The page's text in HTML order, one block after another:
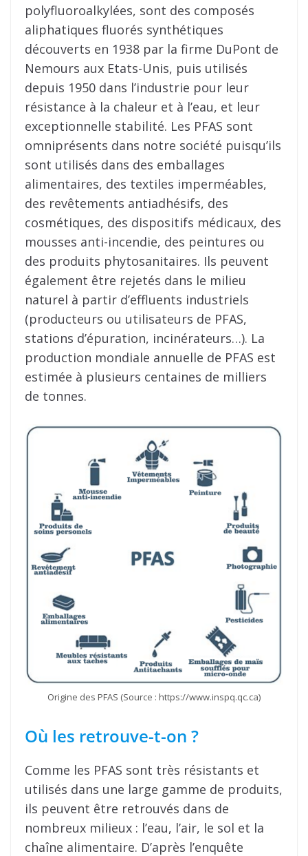
polyfluoroalkylées, sont des composés
aliphatiques fluorés synthétiques
découverts en 1938 par la firme DuPont de
Nemours aux Etats-Unis, puis utilisés
depuis 1950 dans l’industrie pour leur
résistance à la chaleur et à l’eau, et leur
exceptionnelle stabilité. Les PFAS sont
omniprésents dans notre société puisqu’ils
sont utilisés dans des emballages
alimentaires, des textiles imperméables,
des revêtements antiadhésifs, des
cosmétiques, des dispositifs médicaux, des
mousses anti-incendie, des peintures ou
des produits phytosanitaires. Ils peuvent
également être rejetés dans le milieu
naturel à partir d’effluents industriels
(producteurs ou utilisateurs de PFAS,
stations d’épuration, incinérateurs…). La
production mondiale annuelle de PFAS est
estimée à plusieurs centaines de milliers
de tonnes.
Origine des PFAS (Source : https://www.inspq.qc.ca)
Où les retrouve-t-on ?
Comme les PFAS sont très résistants et
utilisés dans une large gamme de produits,
ils peuvent être retrouvés dans de
nombreux milieux : l’eau, l’air, le sol et la
chaîne alimentaire. D’après l’enquête